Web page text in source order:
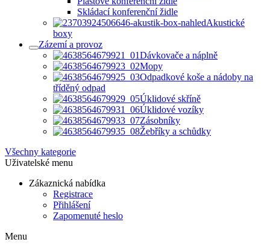
Skládací konferenční židle
Akustické
boxy
Zázemí a provoz
Dávkovače a náplně
Mopy
Odpadkové koše a nádoby na
tříděný odpad
Úklidové skříně
Úklidové vozíky
Zásobníky
Žebříky a schůdky
Všechny kategorie
Uživatelské menu
Zákaznická nabídka
Registrace
Přihlášení
Zapomenuté heslo
Menu